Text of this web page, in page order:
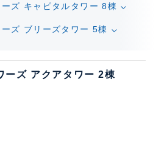
ズ キャピタルタワー 8棟
ズ ブリーズタワー 5棟
ーズ アクアタワー 2棟